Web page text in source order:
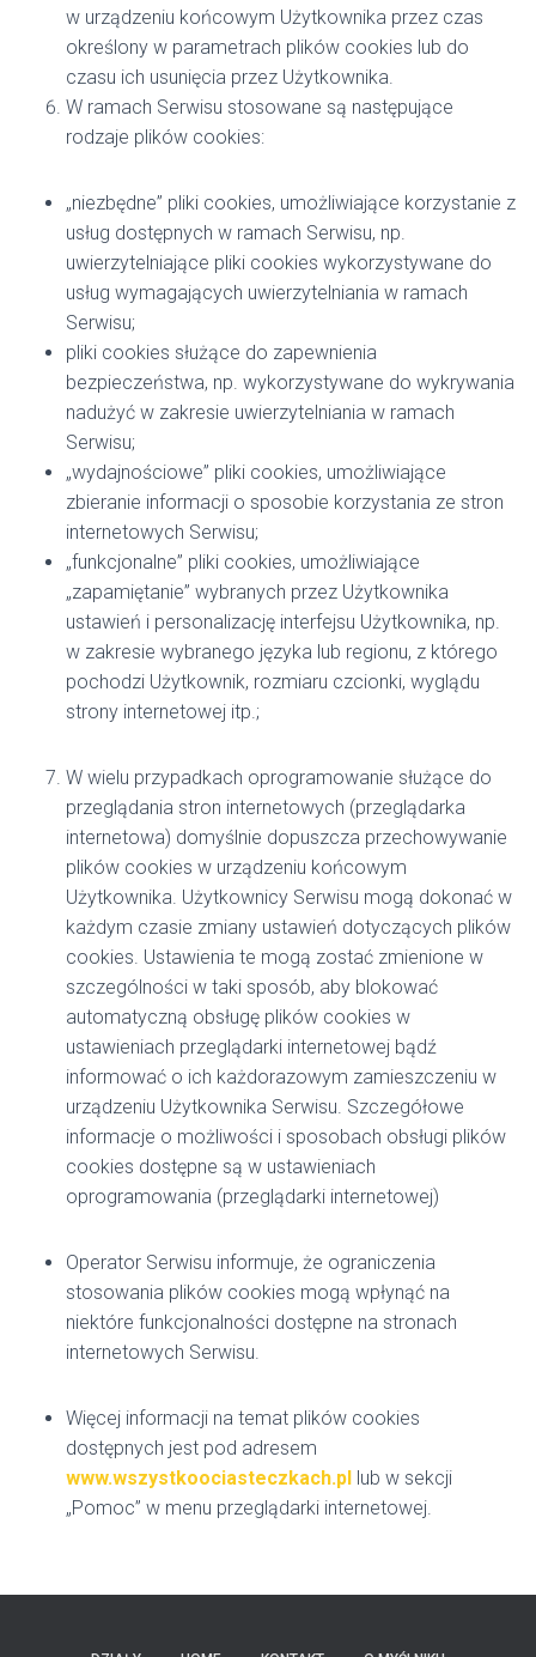
w urządzeniu końcowym Użytkownika przez czas
określony w parametrach plików cookies lub do
czasu ich usunięcia przez Użytkownika.
W ramach Serwisu stosowane są następujące
rodzaje plików cookies:
„niezbędne” pliki cookies, umożliwiające korzystanie z
usług dostępnych w ramach Serwisu, np.
uwierzytelniające pliki cookies wykorzystywane do
usług wymagających uwierzytelniania w ramach
Serwisu;
pliki cookies służące do zapewnienia
bezpieczeństwa, np. wykorzystywane do wykrywania
nadużyć w zakresie uwierzytelniania w ramach
Serwisu;
„wydajnościowe” pliki cookies, umożliwiające
zbieranie informacji o sposobie korzystania ze stron
internetowych Serwisu;
„funkcjonalne” pliki cookies, umożliwiające
„zapamiętanie” wybranych przez Użytkownika
ustawień i personalizację interfejsu Użytkownika, np.
w zakresie wybranego języka lub regionu, z którego
pochodzi Użytkownik, rozmiaru czcionki, wyglądu
strony internetowej itp.;
W wielu przypadkach oprogramowanie służące do
przeglądania stron internetowych (przeglądarka
internetowa) domyślnie dopuszcza przechowywanie
plików cookies w urządzeniu końcowym
Użytkownika. Użytkownicy Serwisu mogą dokonać w
każdym czasie zmiany ustawień dotyczących plików
cookies. Ustawienia te mogą zostać zmienione w
szczególności w taki sposób, aby blokować
automatyczną obsługę plików cookies w
ustawieniach przeglądarki internetowej bądź
informować o ich każdorazowym zamieszczeniu w
urządzeniu Użytkownika Serwisu. Szczegółowe
informacje o możliwości i sposobach obsługi plików
cookies dostępne są w ustawieniach
oprogramowania (przeglądarki internetowej)
Operator Serwisu informuje, że ograniczenia
stosowania plików cookies mogą wpłynąć na
niektóre funkcjonalności dostępne na stronach
internetowych Serwisu.
Więcej informacji na temat plików cookies
dostępnych jest pod adresem
www.wszystkoociasteczkach.pl lub w sekcji
„Pomoc” w menu przeglądarki internetowej.